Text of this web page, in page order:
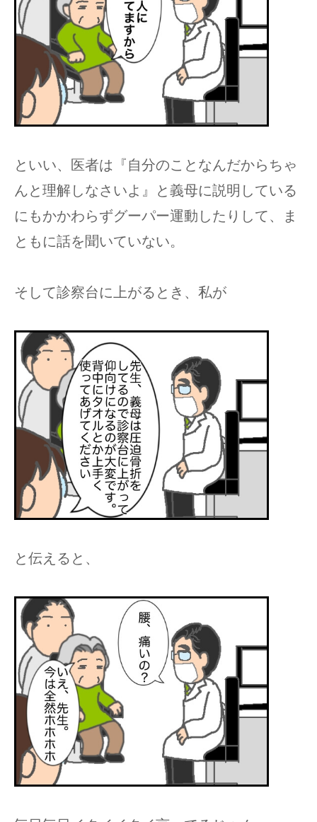
といい、医者は『自分のことなんだからちゃ
んと理解しなさいよ』と義母に説明している
にもかかわらずグーパー運動したりして、ま
ともに話を聞いていない。
そして診察台に上がるとき、私が
と伝えると、